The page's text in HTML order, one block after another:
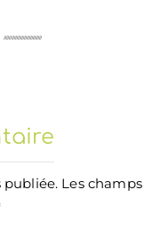
publiée. Les champs